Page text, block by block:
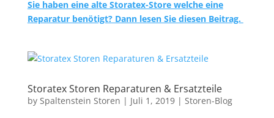
Sie haben eine alte Storatex-Store welche eine
Reparatur benötigt? Dann lesen Sie diesen Beitrag.
Storatex Storen Reparaturen & Ersatzteile
by Spaltenstein Storen | Juli 1, 2019| Storen-Blog